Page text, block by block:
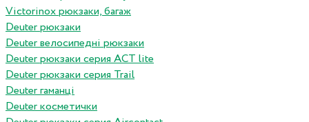
Victorinox рюкзаки, багаж
Deuter рюкзаки
Deuter велосипедні рюкзаки
Deuter рюкзаки серия ACT lite
Deuter рюкзаки серия Trail
Deuter гаманці
Deuter косметички